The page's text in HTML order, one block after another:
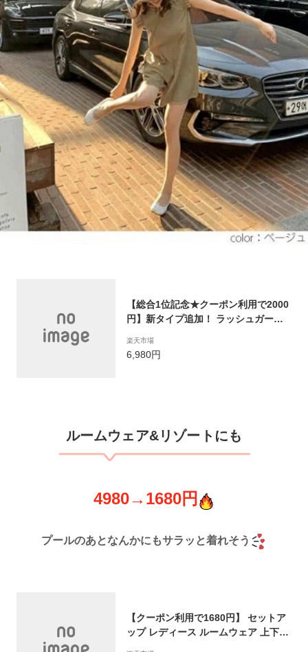
【総合1位記念★クーポン利用で2000
円】新タイプ追加！ ラッシュガード
ング フリルショルダー レディース 二
の腕カバー 水着 おすすめ おしゃれ 2
楽天市場
6,980円
ルームウェア&リゾートにも
4980→1680円
プールのあとなんかにもサラッと着れそう
【クーポン利用で1680円】 セットア
ップ レディース ルームウェア 上下セ